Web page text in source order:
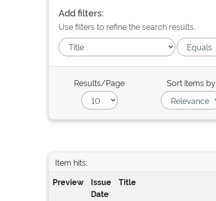
Add filters:
Use filters to refine the search results.
Results/Page Sort items by
Item hits:
Preview
Issue
Date
Title